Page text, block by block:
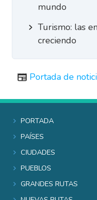
mundo
Turismo: las
creciendo
Portada de
Portada
Países
Ciudades
Pueblos
Grandes rutas